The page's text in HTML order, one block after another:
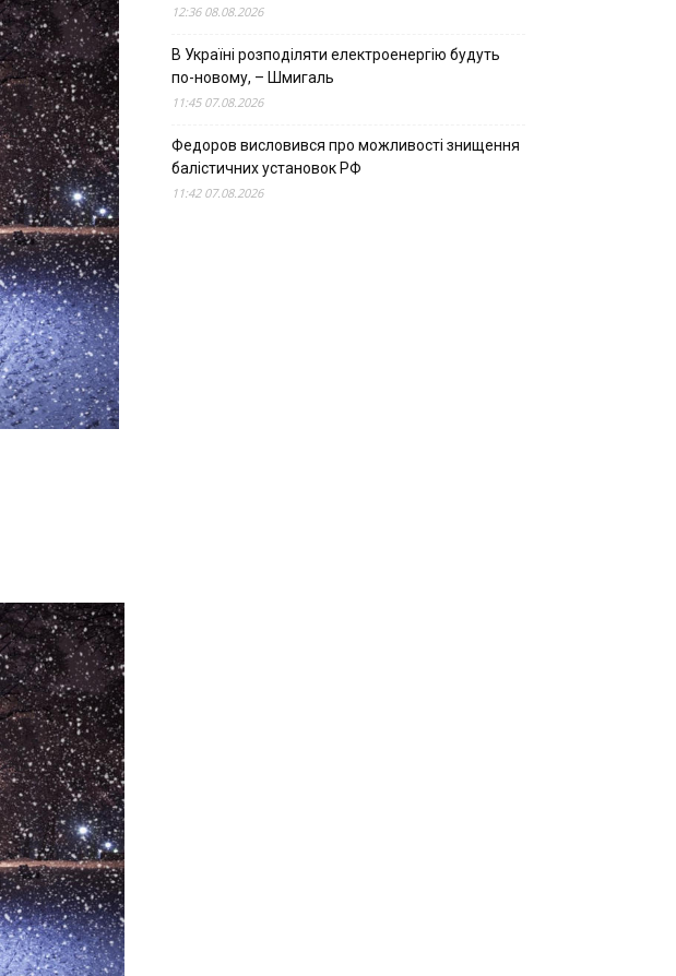
12:36 08.08.2026
В Україні розподіляти електроенергію будуть
по-новому, – Шмигаль
11:45 07.08.2026
Федоров висловився про можливості знищення
балістичних установок РФ
11:42 07.08.2026